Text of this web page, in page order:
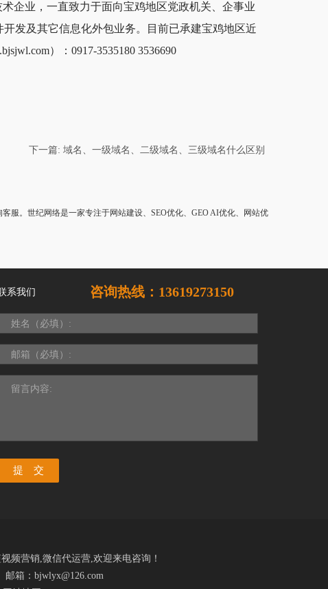
企业，一直致力于面向宝鸡地区党政机关、企事业
发及其它信息化外包业务。目前已承建宝鸡地区近
）：0917-3535180 3536690
下一篇: 域名、一级域名、二级域名、三级域名什么区别
。世纪网络是一家专注于网站建设、SEO优化、GEO AI优化、网站优
系我们 咨询热线：13619273150
姓名（必填）:
邮箱（必填）:
留言内容:
频营销,微信代运营,欢迎来电咨询！
箱：bjwlyx@126.com